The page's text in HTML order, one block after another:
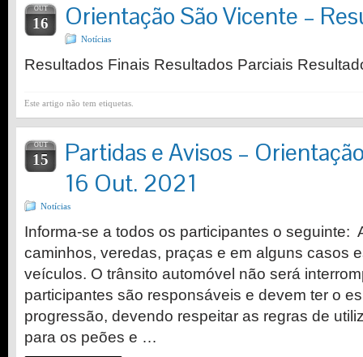
OUT
16 Orientação São Vicente –
Notícias
Resultados Finais Resultados Parciais
Este artigo não tem etiquetas.
OUT
15
Partidas e Avisos –
16 Out. 2021
Notícias
Informa-se a todos os participantes o seguinte:
caminhos, veredas, praças e em alguns casos
veículos. O trânsito automóvel não será
participantes são responsáveis e devem ter o
progressão, devendo respeitar as regras de
para os peões e …